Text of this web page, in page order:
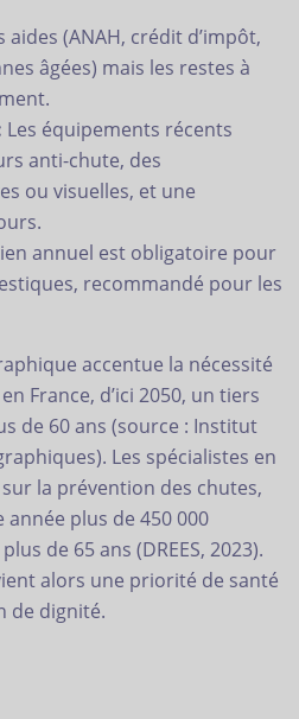
aides (ANAH, crédit d’impôt,
âgées) mais les restes à
Les équipements récents
anti-chute, des
ou visuelles, et une
annuel est obligatoire pour
recommandé pour les
accentue la nécessité
France, d’ici 2050, un tiers
de 60 ans (source : Institut
Les spécialistes en
la prévention des chutes,
plus de 450 000
de 65 ans (DREES, 2023).
alors une priorité de santé
de dignité.